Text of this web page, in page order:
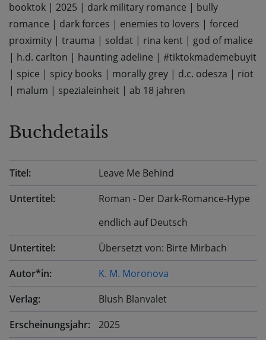
booktok | 2025 | dark military romance | bully
romance | dark forces | enemies to lovers | forced
proximity | trauma | soldat | rina kent | god of malice
| h.d. carlton | haunting adeline | #tiktokmademebuyit
| spice | spicy books | morally grey | d.c. odesza | riot
| malum | spezialeinheit | ab 18 jahren
Buchdetails
Titel:
Leave Me Behind
Untertitel:
Roman - Der Dark-Romance-Hype
endlich auf Deutsch
Untertitel:
Übersetzt von: Birte Mirbach
Autor*in:
K. M. Moronova
Verlag:
Blush Blanvalet
Erscheinungsjahr:
2025